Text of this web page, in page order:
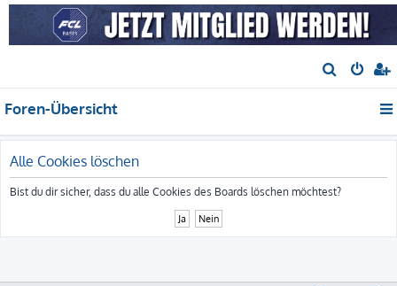
u
h
Foren-Übersicht
Alle Cookies löschen
Bist du dir sicher, dass du alle Cookies des Boards löschen möchtest?